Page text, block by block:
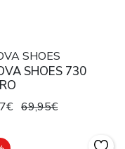
SHOES
SHOES 730
69,95€